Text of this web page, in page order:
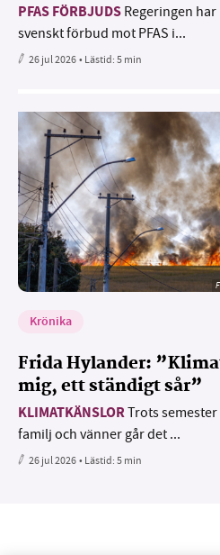
PFAS FÖRBJUDS Regeringen
svenskt förbud mot PFAS i...
26 jul 2026• Lästid:5 min
Krönika
Frida Hylander:
mig, ett ständigt sår”
KLIMATKÄNSLORTrots
familj och vänner går det ...
26 jul 2026• Lästid:5 min